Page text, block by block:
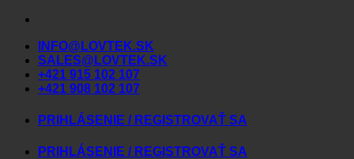
Skip
contentINFO@LOVTEK.SK
SALES@LOVTEK.SK
+421 915 102 107
+421 908 102 107
PRIHLÁSENIE / REGISTROVAŤ SA
PRIHLÁSENIE / REGISTROVAŤ SA